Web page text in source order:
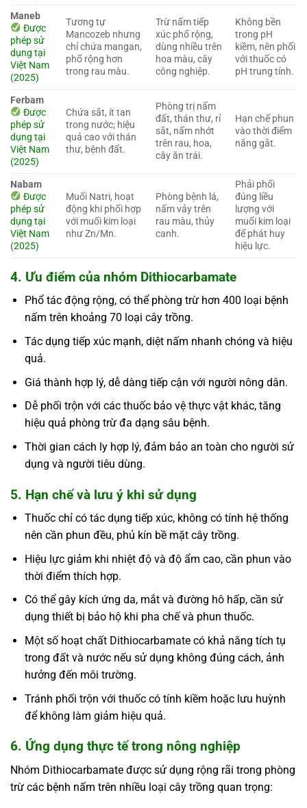
Maneb
Được
phép sử
dụng tại
Việt Nam
(2025)
Tương tự
Mancozeb nhưng
chỉ chứa mangan,
phổ rộng hơn
trong rau màu.
Trừ nấm tiếp
xúc phổ rộng,
dùng nhiều trên
hoa màu, cây
công nghiệp.
Không bền
trong pH
kiềm, nên phối
với thuốc có
pH trung tính.
Ferbam
Được
phép sử
dụng tại
Việt Nam
(2025)
Chứa sắt, ít tan
trong nước; hiệu
quả cao với thán
thư, bệnh đất.
Phòng trị nấm
đất, thán thư, rỉ
sắt, nấm nhớt
trên rau, hoa,
cây ăn trái.
Hạn chế phun
vào thời điểm
nắng gắt.
Nabam
Được
phép sử
dụng tại
Việt Nam
(2025)
Muối Natri, hoạt
động khi phối hợp
với muối kim loại
như Zn/Mn.
Phòng bệnh lá,
nấm vảy trên
rau màu, thủy
canh.
Phải phối
đúng liều
lượng với
muối kim loại
để phát huy
hiệu lực.
4. Ưu điểm của nhóm Dithiocarbamate
Phổ tác động rộng, có thể phòng trừ hơn 400 loại bệnh
nấm trên khoảng 70 loại cây trồng.
Tác dụng tiếp xúc mạnh, diệt nấm nhanh chóng và hiệu
quả.
Giá thành hợp lý, dễ dàng tiếp cận với người nông dân.
Dễ phối trộn với các thuốc bảo vệ thực vật khác, tăng
hiệu quả phòng trừ đa dạng sâu bệnh.
Thời gian cách ly hợp lý, đảm bảo an toàn cho người sử
dụng và người tiêu dùng.
5. Hạn chế và lưu ý khi sử dụng
Thuốc chỉ có tác dụng tiếp xúc, không có tính hệ thống
nên cần phun đều, phủ kín bề mặt cây trồng.
Hiệu lực giảm khi nhiệt độ và độ ẩm cao, cần phun vào
thời điểm thích hợp.
Có thể gây kích ứng da, mắt và đường hô hấp, cần sử
dụng thiết bị bảo hộ khi pha chế và phun thuốc.
Một số hoạt chất Dithiocarbamate có khả năng tích tụ
trong đất và nước nếu sử dụng không đúng cách, ảnh
hưởng đến môi trường.
Tránh phối trộn với thuốc có tính kiềm hoặc lưu huỳnh
để không làm giảm hiệu quả.
6. Ứng dụng thực tế trong nông nghiệp
Nhóm Dithiocarbamate được sử dụng rộng rãi trong phòng
trừ các bệnh nấm trên nhiều loại cây trồng quan trọng: